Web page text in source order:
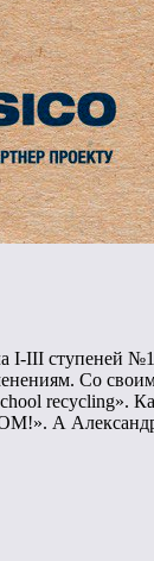
I-III ступеней
Со
recycling».
А